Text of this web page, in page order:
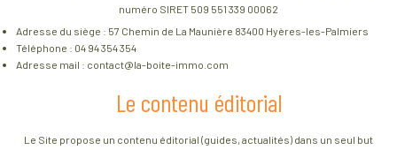
numéro SIRET 509 551 339 00062
Adresse du siège : 57 Chemin de La Maunière 83400 Hyères-les-Palmiers
Téléphone : 04 94 354 354
Adresse mail : contact@la-boite-immo.com
Le contenu éditorial
Le Site propose un contenu éditorial (guides, actualités) dans un seul but